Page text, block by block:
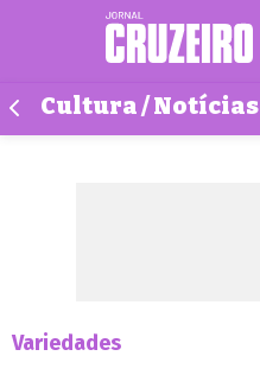
Cultura / Notícias
Variedades